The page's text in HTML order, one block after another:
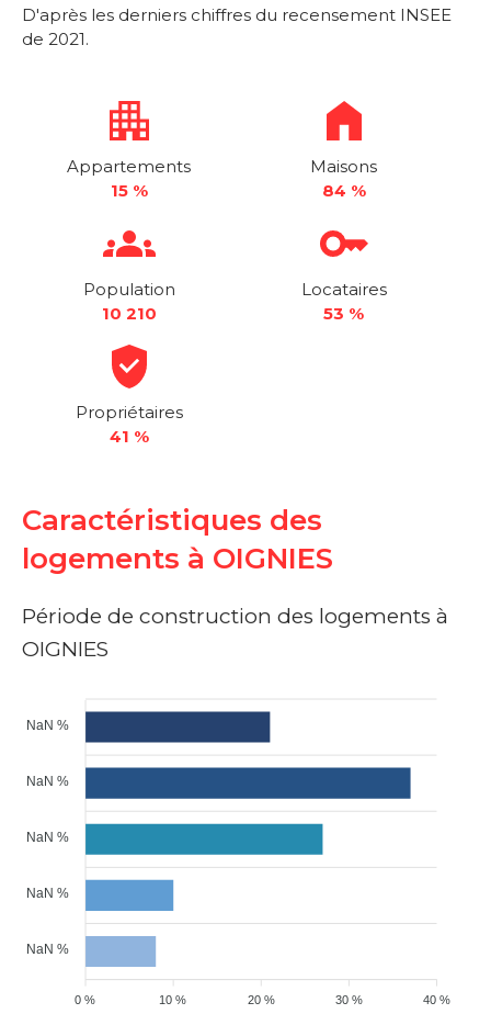
D'après les derniers chiffres du recensement INSEE
de 2021.
Appartements
15 %
Maisons
84 %
Population
10 210
Locataires
53 %
Propriétaires
41 %
Caractéristiques des
logements à OIGNIES
Période de construction des logements à
OIGNIES
NaN %
NaN %
NaN %
NaN %
NaN %
40 %
30 %
20 %
10 %
0 %